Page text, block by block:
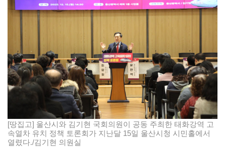
[땅집고] 울산시와 김기현 국회의원이 공동 주최한 태화강역 고
속열차 유치 정책 토론회가 지난달 15일 울산시청 시민홀에서
열렸다./김기현 의원실